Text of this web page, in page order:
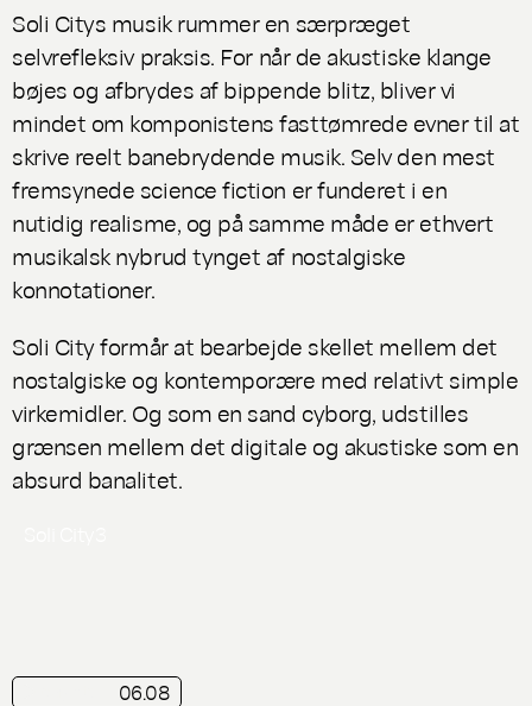
Soli Citys musik rummer en særpræget
selvrefleksiv praksis. For når de akustiske klange
bøjes og afbrydes af bippende blitz, bliver vi
mindet om komponistens fasttømrede evner til at
skrive reelt banebrydende musik. Selv den mest
fremsynede science fiction er funderet i en
nutidig realisme, og på samme måde er ethvert
musikalsk nybrud tynget af nostalgiske
konnotationer.
Soli City formår at bearbejde skellet mellem det
nostalgiske og kontemporære med relativt simple
virkemidler. Og som en sand cyborg, udstilles
grænsen mellem det digitale og akustiske som en
absurd banalitet.
06.08